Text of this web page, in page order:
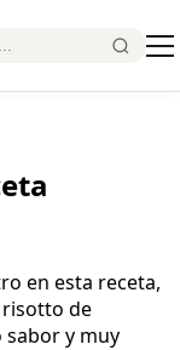
en esta receta,
de
sabor y muy